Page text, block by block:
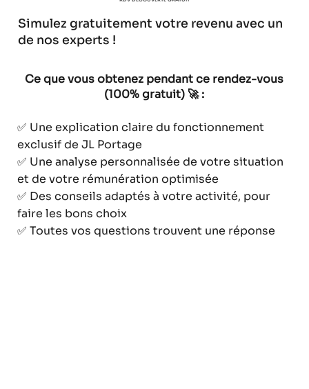
Simulez gratuitement votre revenu avec un
de nos experts !
Ce que vous obtenez pendant ce rendez-vous
(100% gratuit) 🚀 :
✅ Une explication claire du fonctionnement
exclusif de JL Portage
✅ Une analyse personnalisée de votre situation
et de votre rémunération optimisée
✅ Des conseils adaptés à votre activité, pour
faire les bons choix
✅ Toutes vos questions trouvent une réponse